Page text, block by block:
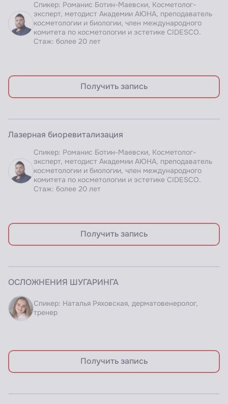
Спикер: Романис Ботин-Маевски, Косметолог-
эксперт, методист Академии АЮНА, преподаватель
косметологии и биологии, член международного
комитета по косметологии и эстетике CIDESCO.
Стаж: более 20 лет
Получить запись
Лазерная биоревитализация
Спикер: Романис Ботин-Маевски, Косметолог-
эксперт, методист Академии АЮНА, преподаватель
косметологии и биологии, член международного
комитета по косметологии и эстетике CIDESCO.
Стаж: более 20 лет
Получить запись
ОСЛОЖНЕНИЯ ШУГАРИНГА
Спикер: Наталья Ряховская, дерматовенеролог,
тренер
Получить запись